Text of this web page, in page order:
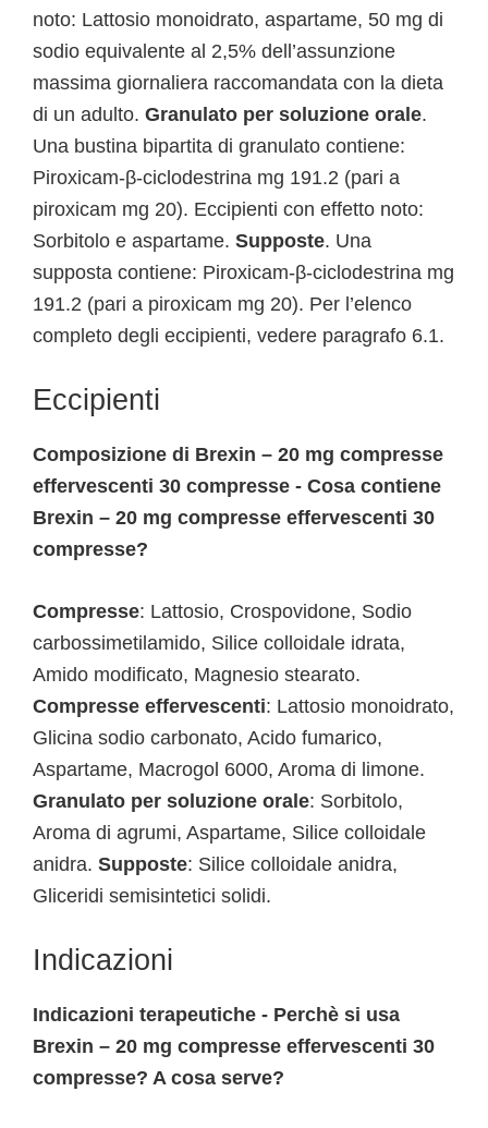
noto: Lattosio monoidrato, aspartame, 50 mg di
sodio equivalente al 2,5% dell’assunzione
massima giornaliera raccomandata con la dieta
di un adulto. Granulato per soluzione orale.
Una bustina bipartita di granulato contiene:
Piroxicam-β-ciclodestrina mg 191.2 (pari a
piroxicam mg 20). Eccipienti con effetto noto:
Sorbitolo e aspartame. Supposte. Una
supposta contiene: Piroxicam-β-ciclodestrina mg
191.2 (pari a piroxicam mg 20). Per l’elenco
completo degli eccipienti, vedere paragrafo 6.1.
Eccipienti
Composizione di Brexin – 20 mg compresse
effervescenti 30 compresse - Cosa contiene
Brexin – 20 mg compresse effervescenti 30
compresse?
Compresse: Lattosio, Crospovidone, Sodio
carbossimetilamido, Silice colloidale idrata,
Amido modificato, Magnesio stearato.
Compresse effervescenti: Lattosio monoidrato,
Glicina sodio carbonato, Acido fumarico,
Aspartame, Macrogol 6000, Aroma di limone.
Granulato per soluzione orale: Sorbitolo,
Aroma di agrumi, Aspartame, Silice colloidale
anidra. Supposte: Silice colloidale anidra,
Gliceridi semisintetici solidi.
Indicazioni
Indicazioni terapeutiche - Perchè si usa
Brexin – 20 mg compresse effervescenti 30
compresse? A cosa serve?